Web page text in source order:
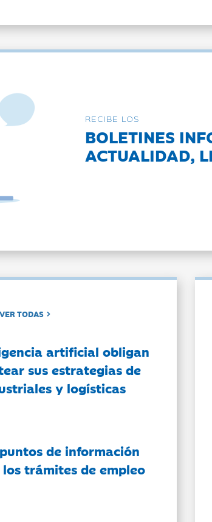
RECIBE LOS
BOLETINES
ACTUALIDAD,
VER TODAS
artificial obligan
sus estrategias de
y logísticas
de información
trámites de empleo